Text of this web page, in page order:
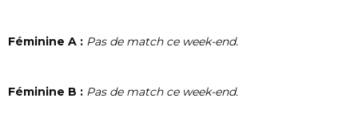
Féminine A : Pas de match ce week-end.
Féminine B : Pas de match ce week-end.